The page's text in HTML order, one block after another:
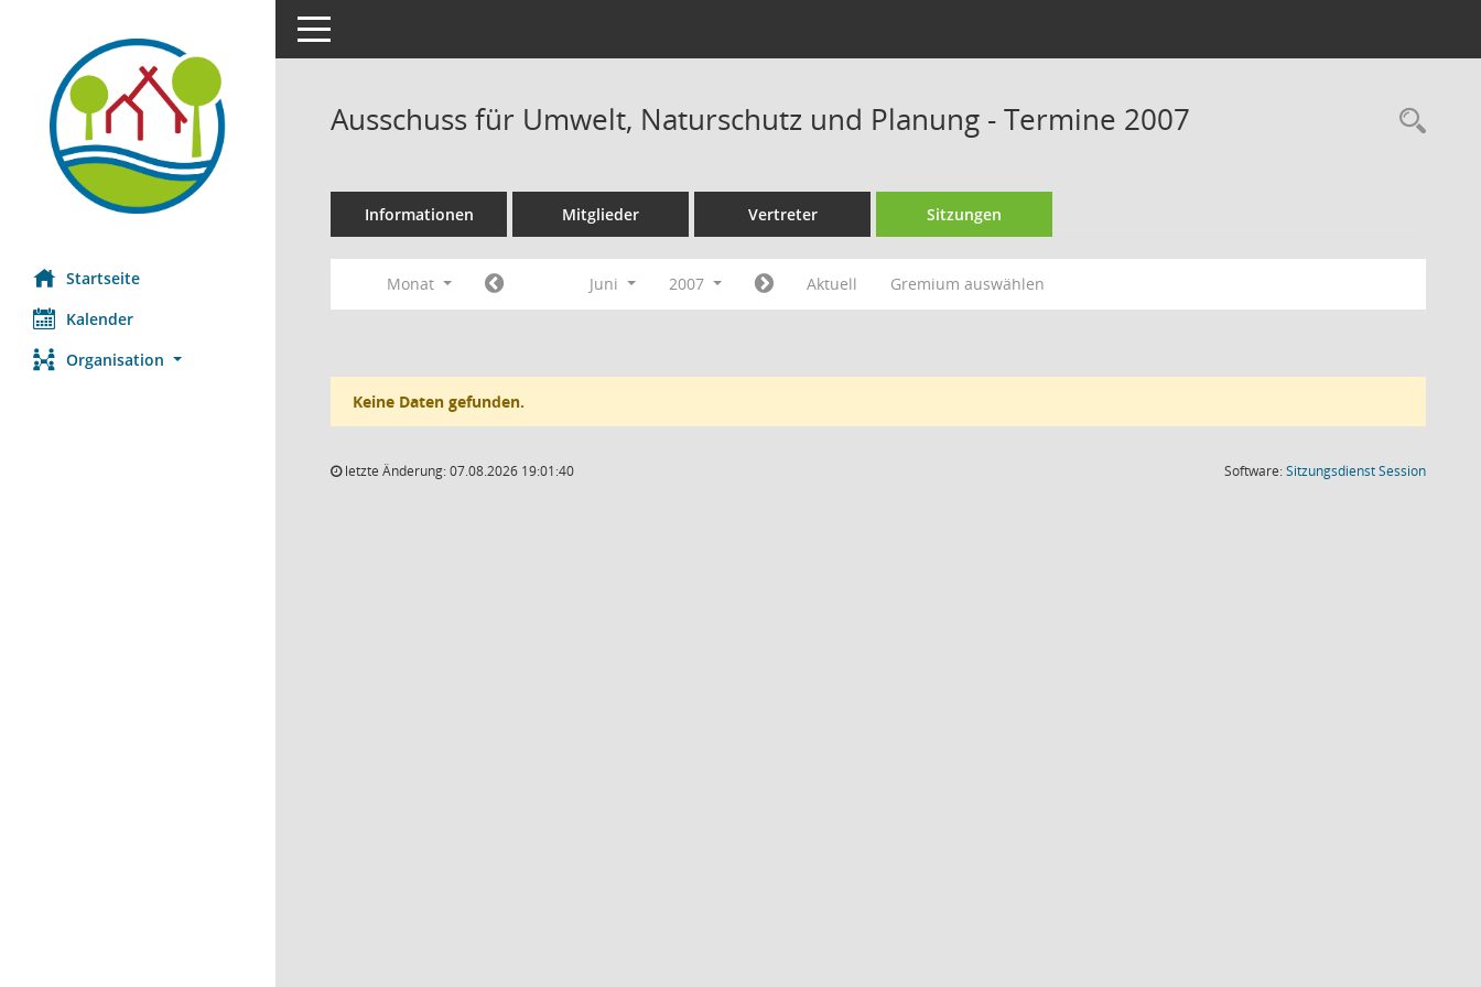
Startseite
Kalender
Organisation
Toggle navigation
Ausschuss für Umwelt, Naturschutz und Planung - Termine 2007
Informationen Mitglieder Vertreter Sitzungen
Monat Juni 2007 Aktuell Gremium auswählen
Keine Daten gefunden.
letzte Änderung: 07.08.2026 19:01:40 Software:SitzungsdienstSession(Wird in